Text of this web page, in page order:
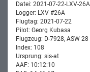
Datei: 2021-07-22-LXV-
Logger: LXV #26A
Flugtag: 2021-07-22
Pilot: Georg Kubasa
Flugzeug: D-7928, ASW 28
Index: 108
Ursprung: sis-at
AAF: 10:12:10